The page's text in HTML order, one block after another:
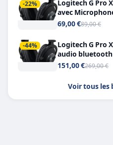
-22%
Logitech G Pro
avec
Headphone X 7.1
69,00 €89,00 €
-44%
Logitech G Pro
audio bluetooth
151,00 €269,00 €
Voir tous les